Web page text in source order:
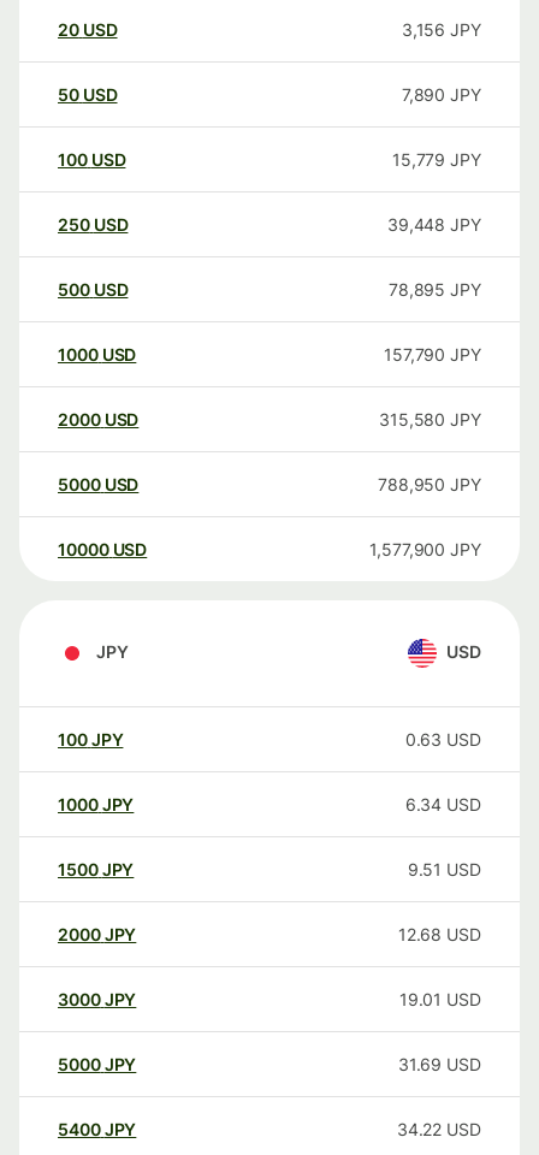
20 USD 3,156 JPY
50 USD 7,890 JPY
100 USD 15,779 JPY
250 USD 39,448 JPY
500 USD 78,895 JPY
1000 USD 157,790 JPY
2000 USD 315,580 JPY
5000 USD 788,950 JPY
10000 USD 1,577,900 JPY
JPY USD
100JPY 0.63 USD
1000JPY 6.34 USD
1500JPY 9.51 USD
2000JPY 12.68 USD
3000JPY 19.01 USD
5000JPY 31.69 USD
5400JPY 34.22 USD